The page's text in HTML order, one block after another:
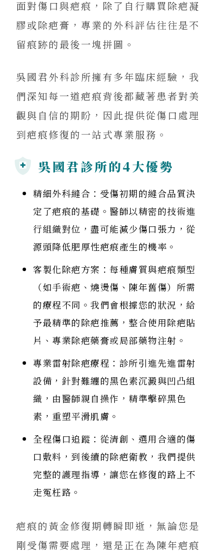
面對傷口與疤痕，除了自行購買除疤凝
膠或除疤膏，專業的外科評估往往是不
留痕跡的最後一塊拼圖。
吳國君外科診所擁有多年臨床經驗，我
們深知每一道疤痕背後都藏著患者對美
觀與自信的期盼，因此提供從傷口處理
到疤痕修復的一站式專業服務。
吳國君診所的4大優勢
精細外科縫合：受傷初期的縫合品質決
定了疤痕的基礎。醫師以精密的技術進
行組織對位，盡可能減少傷口張力，從
源頭降低肥厚性疤痕產生的機率。
客製化除疤方案：每種膚質與疤痕類型
（如手術疤、燒燙傷、陳年舊傷）所需
的療程不同。我們會根據您的狀況，給
予最精準的除疤推薦，整合使用除疤貼
片、專業除疤藥膏或局部藥物注射。
專業雷射除疤療程：診所引進先進雷射
設備，針對難纏的黑色素沉澱與凹凸組
織，由醫師親自操作，精準擊碎黑色
素，重塑平滑肌膚。
全程傷口追蹤：從清創、選用合適的傷
口敷料，到後續的除疤衛教，我們提供
完整的護理指導，讓您在修復的路上不
走冤枉路。
疤痕的黃金修復期轉瞬即逝，無論您是
剛受傷需要處理，還是正在為陳年疤痕